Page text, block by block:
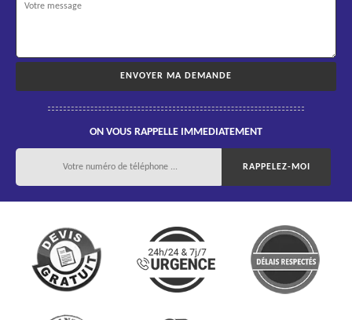
ON VOUS RAPPELLE IMMEDIATEMENT